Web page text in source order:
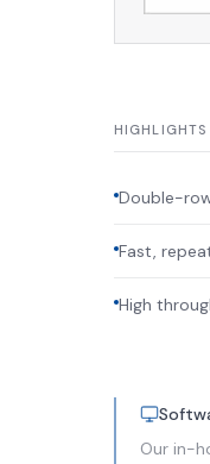
HIGHLIGHTS
Double-
Fast,
High
Our in-